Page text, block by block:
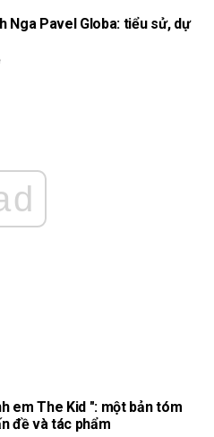
Nga Pavel Globa: tiểu sử, dự
em The Kid ": một bản tóm
đề và tác phẩm